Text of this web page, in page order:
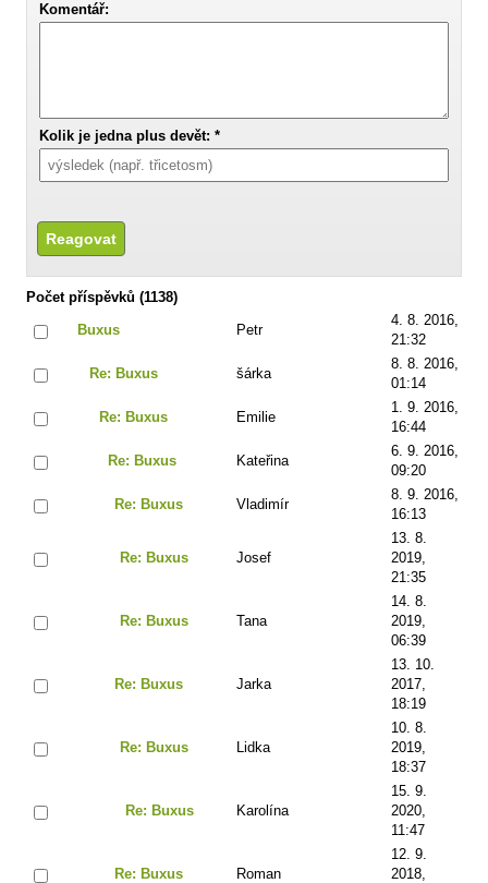
Komentář:
Kolik je jedna plus devět: *
Počet příspěvků (1138)
Buxus
Petr
4. 8. 2016,
21:32
Re: Buxus šárka
8. 8. 2016,
01:14
Re: Buxus Emilie
1. 9. 2016,
16:44
Re: Buxus Kateřina
6. 9. 2016,
09:20
Re: Buxus Vladimír
8. 9. 2016,
16:13
Re: Buxus Josef
13. 8.
2019,
21:35
Re: Buxus Tana
14. 8.
2019,
06:39
Re: Buxus Jarka
13. 10.
2017,
18:19
Re: Buxus Lidka
10. 8.
2019,
18:37
Re: Buxus Karolína
15. 9.
2020,
11:47
Re: Buxus Roman
12. 9.
2018,